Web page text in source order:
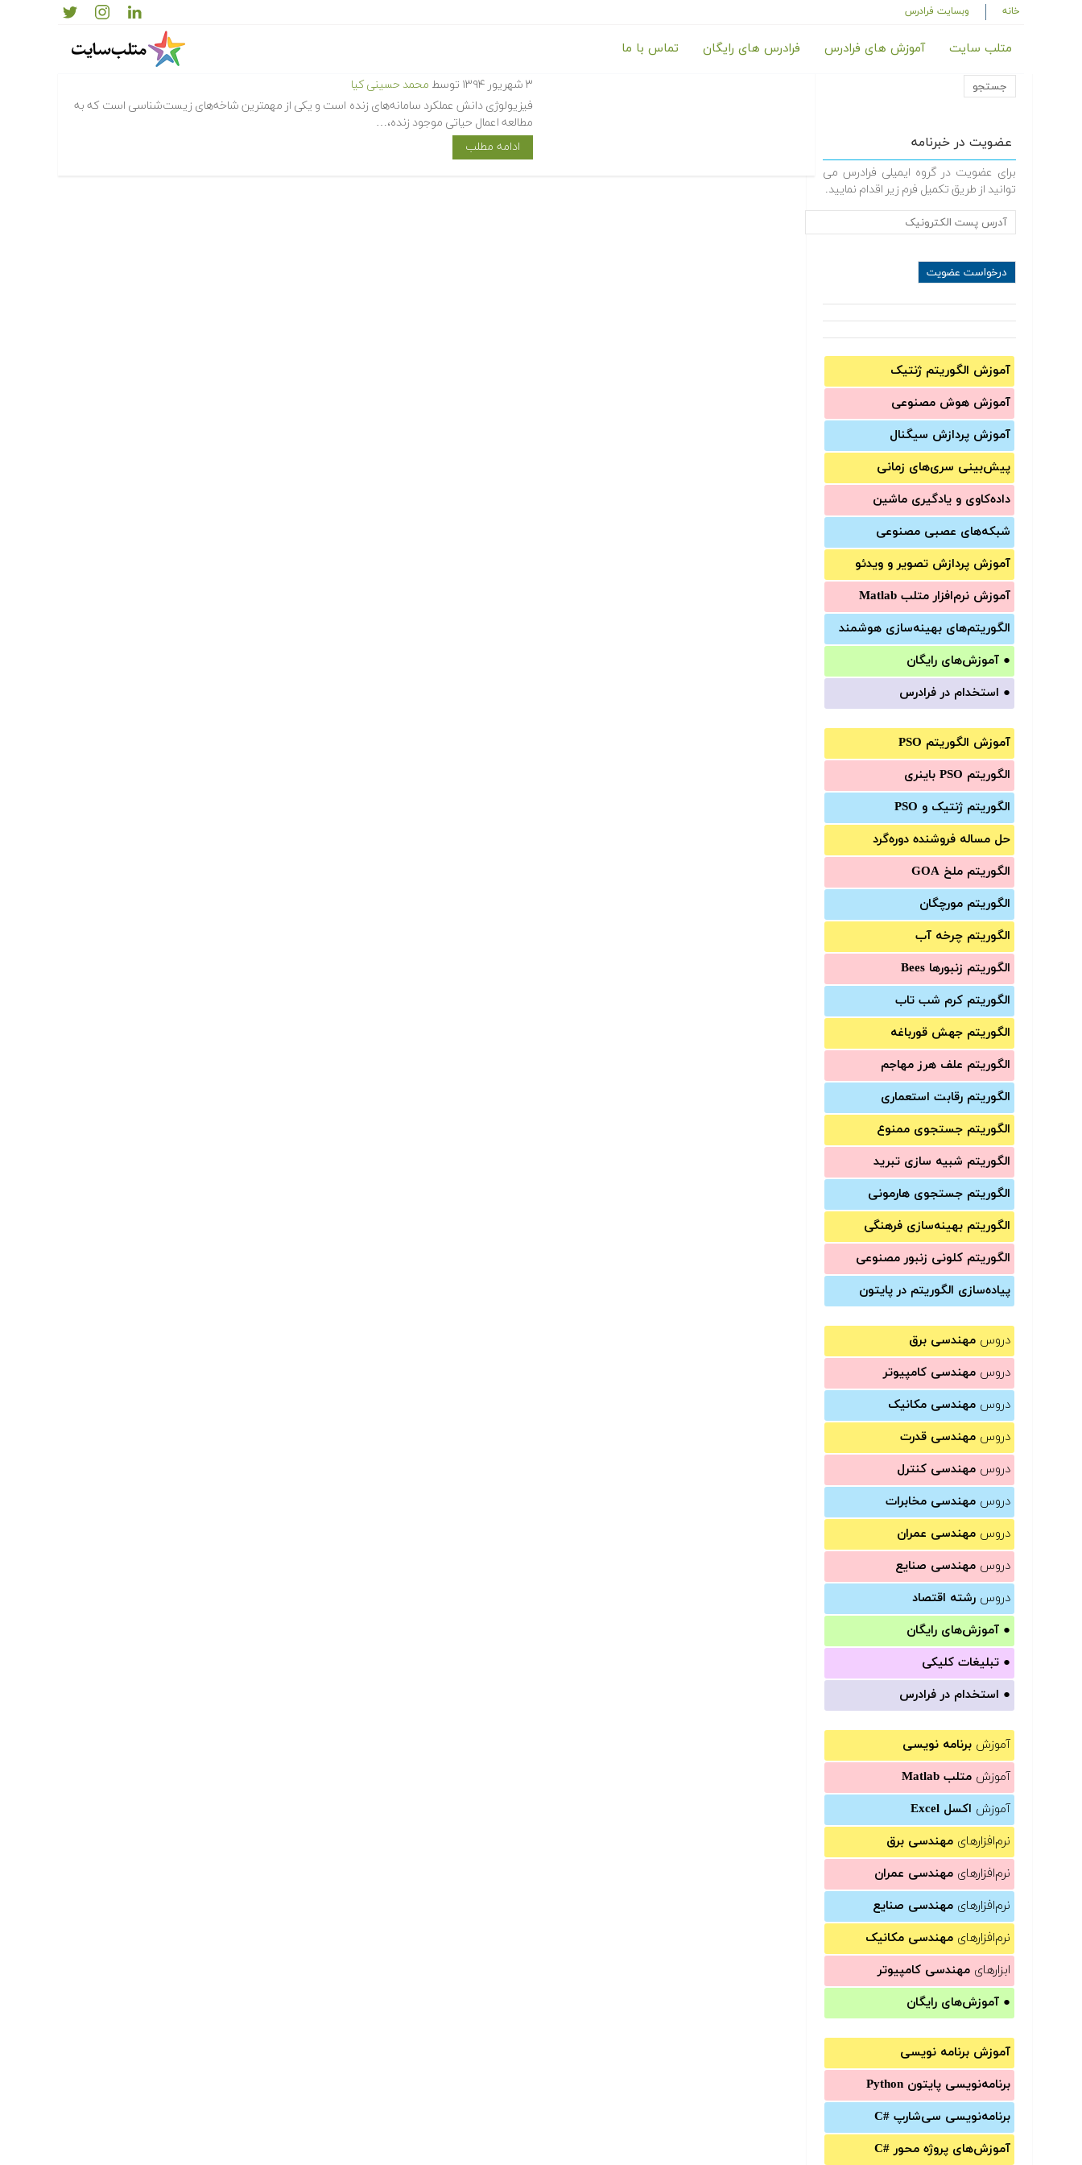
خانه وبسایت فرادرس
متلب سایت آموزش های فرادرس فرادرس های رایگان تماس با ما
عضویت در خبرنامه
برای عضویت در گروه ایمیلی فرادرس می
توانید از طریق تکمیل فرم زیر اقدام نمایید.
آموزش الگوریتم ژنتیک
آموزش‌ هوش مصنوعی
آموزش‌ پردازش سیگنال
پیش‌‌بینی سری‌‌های زمانی
داده‌کاوی و یادگیری ماشین
شبکه‌های عصبی مصنوعی
آموزش‌ پردازش تصویر و ویدئو
آموزش‌ نرم‌افزار متلب Matlab
الگوریتم‌های بهینه‌سازی هوشمند
● آموزش‌های رایگان
● استخدام در فرادرس
آموزش الگوریتم PSO
الگوریتم PSO باینری
الگوریتم ژنتیک و PSO
حل مساله فروشنده دوره‌گرد
الگوریتم ملخ GOA
الگوریتم مورچگان
الگوریتم چرخه آب
الگوریتم زنبورها Bees
الگوریتم کرم شب تاب
الگوریتم جهش قورباغه
الگوریتم علف هرز مهاجم
الگوریتم رقابت استعماری
الگوریتم جستجوی ممنوع
الگوریتم شبیه سازی تبرید
الگوریتم جستجوی هارمونی
الگوریتم بهینه‌سازی فرهنگی
الگوریتم کلونی زنبور مصنوعی
پیاده‌سازی الگوریتم در پایتون
دروس مهندسی برق
دروس مهندسی کامپیوتر
دروس مهندسی مکانیک
دروس مهندسی قدرت
دروس مهندسی کنترل
دروس مهندسی مخابرات
دروس مهندسی عمران
دروس مهندسی صنایع
دروس رشته اقتصاد
● آموزش‌های رایگان
● تبلیغات کلیکی
● استخدام در فرادرس
آموزش برنامه نویسی
آموزش متلب Matlab
آموزش اکسل Excel
نرم‌افزارهای مهندسی برق
نرم‌افزارهای مهندسی عمران
نرم‌افزارهای مهندسی صنایع
نرم‌افزارهای مهندسی مکانیک
ابزارهای مهندسی کامپیوتر
● آموزش‌های رایگان
آموزش برنامه نویسی
برنامه‌نویسی پایتون Python
برنامه‌‌نویسی سی‌شارپ C#‎
آموزش‌های پروژه محور #C
۳ شهریور ۱۳۹۴ توسط محمد حسینی کیا
فیزیولوژی دانش عملکرد سامانه‌های زنده است و یکی از مهمترین شاخه‌های زیست‌شناسی است که به
مطالعه اعمال حیاتی موجود زنده،…
ادامه مطلب